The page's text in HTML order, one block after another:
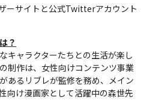
ーサイトと公式Twitterアカウント
？
キャラクターたちとの生活が楽し
制作は、女性向けコンテンツ事業
あるリブレが監修を務め、メイン
向け漫画家として活躍中の森世先